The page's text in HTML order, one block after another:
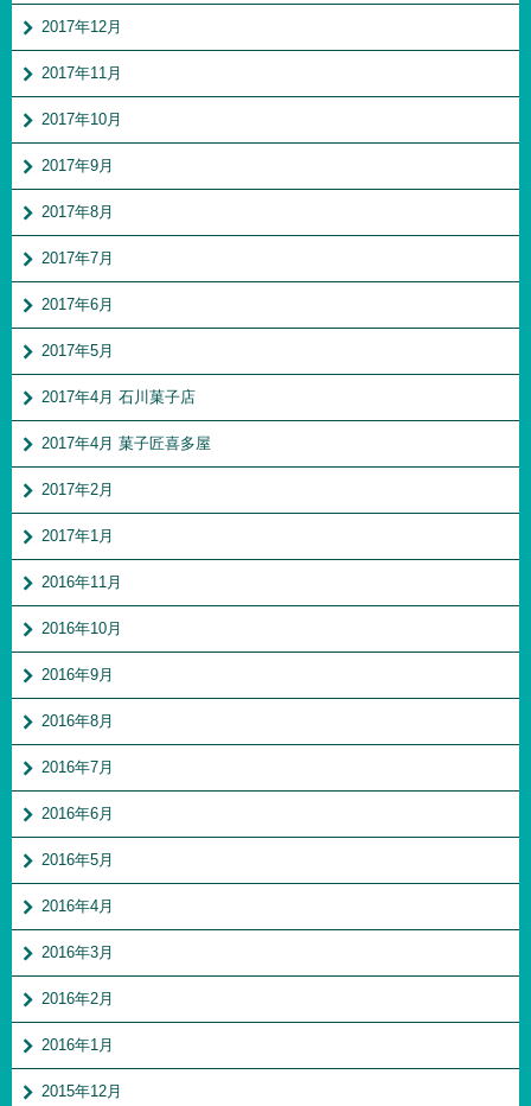
2017年12月
2017年11月
2017年10月
2017年9月
2017年8月
2017年7月
2017年6月
2017年5月
2017年4月 石川菓子店
2017年4月 菓子匠喜多屋
2017年2月
2017年1月
2016年11月
2016年10月
2016年9月
2016年8月
2016年7月
2016年6月
2016年5月
2016年4月
2016年3月
2016年2月
2016年1月
2015年12月